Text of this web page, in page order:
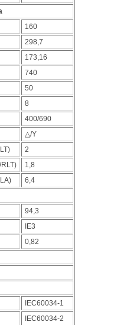
160
298,7
173,16
740
50
8
400/690
△/Y
2
1,8
6,4
94,3
IE3
0,82
IEC60034-1
IEC60034-2